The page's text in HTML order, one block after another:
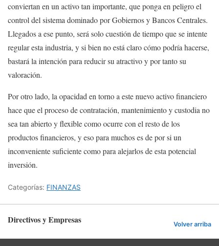
conviertan en un activo tan importante, que ponga en peligro el
control del sistema dominado por Gobiernos y Bancos Centrales.
Llegados a ese punto, será solo cuestión de tiempo que se intente
regular esta industria, y si bien no está claro cómo podría hacerse,
bastará la intención para reducir su atractivo y por tanto su
valoración.
Por otro lado, la opacidad en torno a este nuevo activo financiero
hace que el proceso de contratación, mantenimiento y custodia no
sea tan abierto y flexible como ocurre con el resto de los
productos financieros, y eso para muchos es de por si un
inconveniente suficiente como para alejarlos de esta potencial
inversión.
Categorías: FINANZAS
Directivos y Empresas Volver arriba